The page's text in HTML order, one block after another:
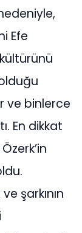
Efe
ve binlerce
En dikkat
şarkının